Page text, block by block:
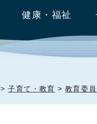
健康・福祉
>子育て・教育 >教育委